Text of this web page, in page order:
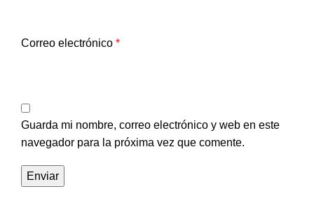
Correo electrónico *
Guarda mi nombre, correo electrónico y web en este
navegador para la próxima vez que comente.